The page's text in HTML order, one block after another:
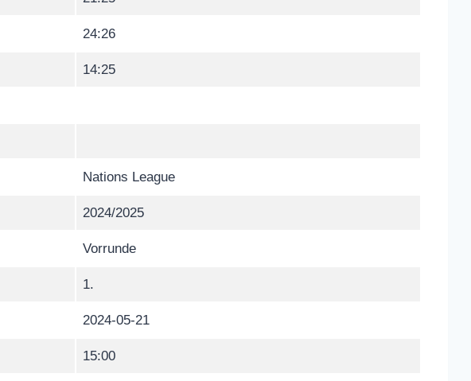
24:26
14:25
Nations League
2024/2025
Vorrunde
1.
2024-05-21
15:00